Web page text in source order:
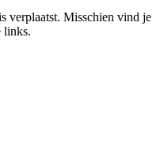
verplaatst. Misschien vind je
links.